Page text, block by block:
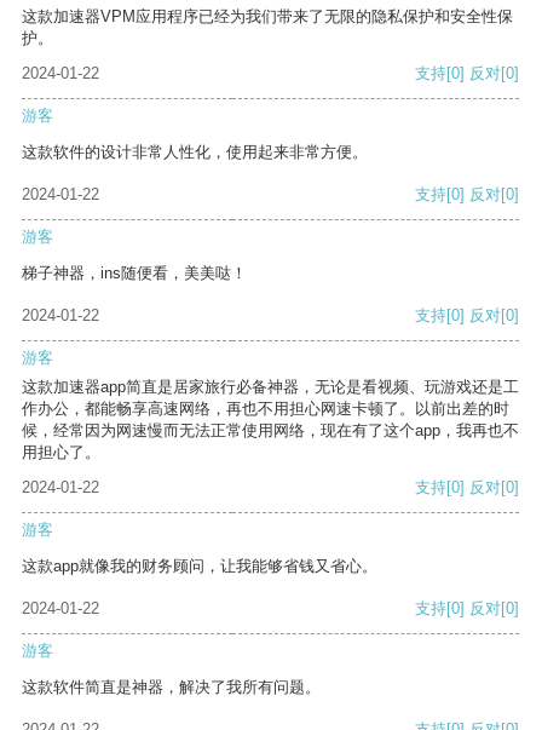
这款加速器VPM应用程序已经为我们带来了无限的隐私保护和安全性保
护。
2024-01-22
支持[0] 反对[0]
游客
这款软件的设计非常人性化，使用起来非常方便。
2024-01-22 支持[0] 反对[0]
游客
梯子神器，ins随便看，美美哒！
2024-01-22 支持[0] 反对[0]
游客
这款加速器app简直是居家旅行必备神器，无论是看视频、玩游戏还是工
作办公，都能畅享高速网络，再也不用担心网速卡顿了。以前出差的时
候，经常因为网速慢而无法正常使用网络，现在有了这个app，我再也不
用担心了。
2024-01-22
支持[0] 反对[0]
游客
这款app就像我的财务顾问，让我能够省钱又省心。
2024-01-22 支持[0] 反对[0]
游客
这款软件简直是神器，解决了我所有问题。